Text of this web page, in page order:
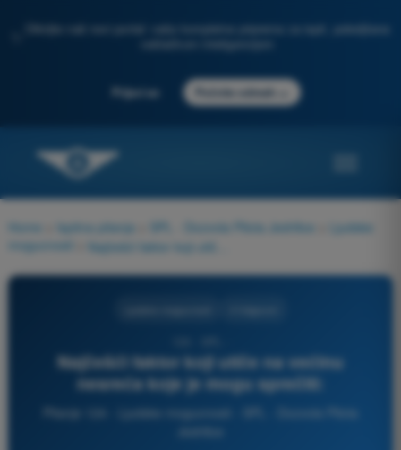
Otkrijte naš novi portal: vaša kompletna priprema za ispit, poboljšana
Prijavi se Počnite odmah
Home Ispitna pitanja SPL - Dozvola Pilota Jedrilice
Ljudske
mogucnosti
Najčešći faktor koji utiče na većinu
nesreća koje je mogu sprečiti:
Pitanje 124 - Ljudske mogucnosti - SPL - Dozvola Pilota